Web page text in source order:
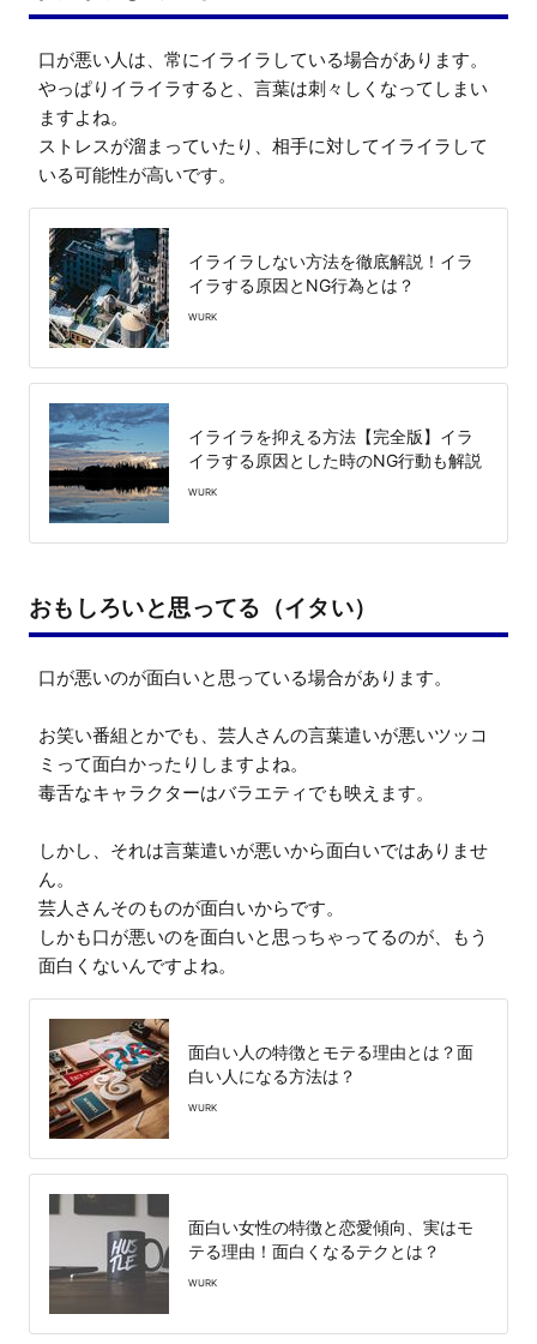
口が悪い人は、常にイライラしている場合があります。
やっぱりイライラすると、言葉は刺々しくなってしまい
ますよね。
ストレスが溜まっていたり、相手に対してイライラして
いる可能性が高いです。
イライラしない方法を徹底解説！イラ
イラする原因とNG行為とは？
WURK
イライラを抑える方法【完全版】イラ
イラする原因とした時のNG行動も解説
WURK
おもしろいと思ってる（イタい）
口が悪いのが面白いと思っている場合があります。
お笑い番組とかでも、芸人さんの言葉遣いが悪いツッコ
ミって面白かったりしますよね。
毒舌なキャラクターはバラエティでも映えます。
しかし、それは言葉遣いが悪いから面白いではありませ
ん。
芸人さんそのものが面白いからです。
しかも口が悪いのを面白いと思っちゃってるのが、もう
面白くないんですよね。
面白い人の特徴とモテる理由とは？面
白い人になる方法は？
WURK
面白い女性の特徴と恋愛傾向、実はモ
テる理由！面白くなるテクとは？
WURK